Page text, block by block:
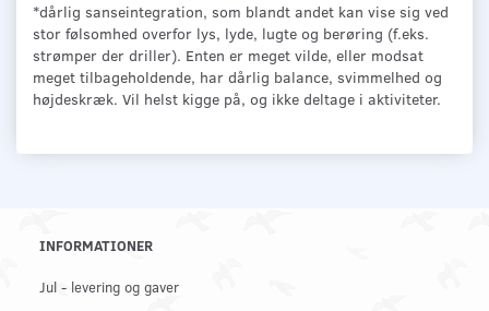
*dårlig sanseintegration, som blandt andet kan vise sig ved
stor følsomhed overfor lys, lyde, lugte og berøring (f.eks.
strømper der driller). Enten er meget vilde, eller modsat
meget tilbageholdende, har dårlig balance, svimmelhed og
højdeskræk. Vil helst kigge på, og ikke deltage i aktiviteter.
INFORMATIONER
Jul - levering og gaver